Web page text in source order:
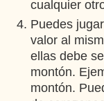
cualquier
Puedes
valor al
ellas debe
montón.
montón.